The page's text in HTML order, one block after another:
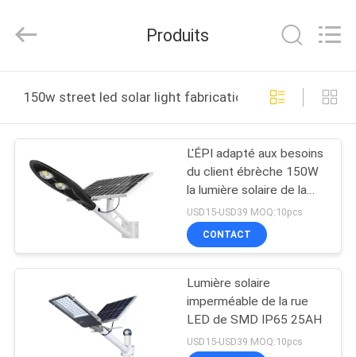
PRODUITS
NOUS
VISITE
Group
Co.,Ltd.
Reserved.
Produits
150w street led solar light fabrication en ligne
L'ÉPI adapté aux besoins
du client ébrèche 150W
la lumière solaire de la
rue LED
USD15-USD39 MOQ:10pcs
CONTACT
Lumière solaire
imperméable de la rue
LED de SMD IP65 25AH
USD15-USD39 MOQ:10pcs